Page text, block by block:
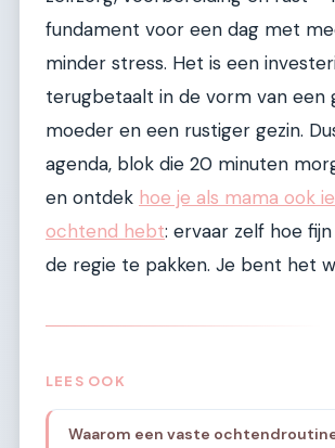
fundament voor een dag met
minder stress. Het is een
terugbetaalt in de vorm van een
moeder en een rustiger gezin.
agenda, blok die 20 minuten
en ontdek hoe je als mama ook
ochtend hebt: ervaar zelf hoe
de regie te pakken. Je bent het
LEES OOK
Waarom een vaste